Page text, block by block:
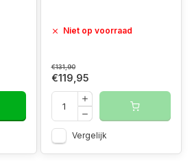
Niet op voorraad
€131,90
€119,95
Vergelijk